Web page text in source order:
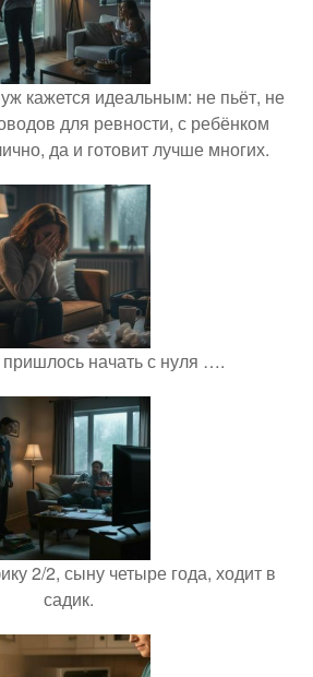
кажется идеальным: не пьёт, не
для ревности, с ребёнком
да и готовит лучше многих.
начать с нуля ….
2/2, сыну четыре года, ходит в
садик.